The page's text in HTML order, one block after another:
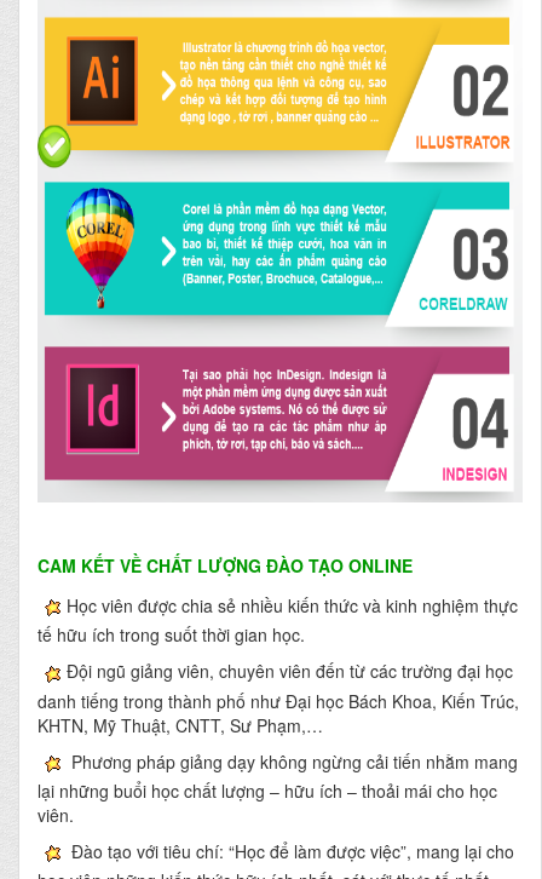
CAM KẾT VỀ CHẤT LƯỢNG ĐÀO TẠO ONLINE
Học viên được chia sẻ nhiều kiến thức và kinh nghiệm thực
tế hữu ích trong suốt thời gian học.
Đội ngũ giảng viên, chuyên viên đến từ các trường đại học
danh tiếng trong thành phố như Đại học Bách Khoa, Kiến Trúc,
KHTN, Mỹ Thuật, CNTT, Sư Phạm,…
Phương pháp giảng dạy không ngừng cải tiến nhằm mang
lại những buổi học chất lượng – hữu ích – thoải mái cho học
viên.
Đào tạo với tiêu chí: “Học để làm được việc”, mang lại cho